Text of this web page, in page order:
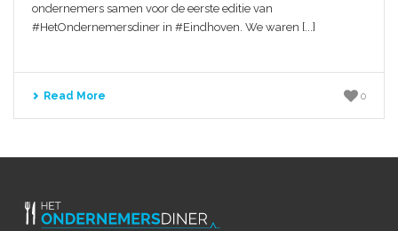
ondernemers samen voor de eerste editie van
#HetOndernemersdiner in #Eindhoven. We waren [...]
Read More 0